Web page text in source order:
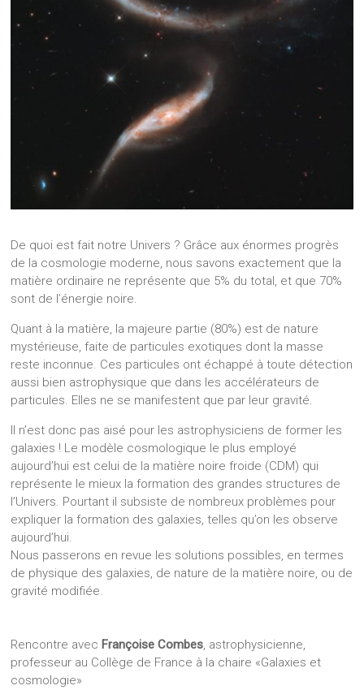
De quoi est fait notre Univers ? Grâce aux énormes progrès
de la cosmologie moderne, nous savons exactement que la
matière ordinaire ne représente que 5% du total, et que 70%
sont de l’énergie noire.
Quant à la matière, la majeure partie (80%) est de nature
mystérieuse, faite de particules exotiques dont la masse
reste inconnue. Ces particules ont échappé à toute détection
aussi bien astrophysique que dans les accélérateurs de
particules. Elles ne se manifestent que par leur gravité.
Il n’est donc pas aisé pour les astrophysiciens de former les
galaxies ! Le modèle cosmologique le plus employé
aujourd’hui est celui de la matière noire froide (CDM) qui
représente le mieux la formation des grandes structures de
l’Univers. Pourtant il subsiste de nombreux problèmes pour
expliquer la formation des galaxies, telles qu’on les observe
aujourd’hui.
Nous passerons en revue les solutions possibles, en termes
de physique des galaxies, de nature de la matière noire, ou de
gravité modifiée.
Rencontre avec Françoise Combes, astrophysicienne,
professeur au Collège de France à la chaire «Galaxies et
cosmologie»